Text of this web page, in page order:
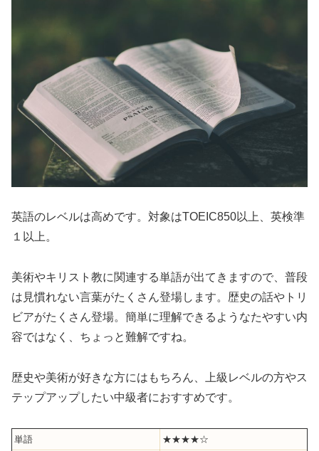
英語のレベルは高めです。対象はTOEIC850以上、英検準
１以上。
美術やキリスト教に関連する単語が出てきますので、普段
は見慣れない言葉がたくさん登場します。歴史の話やトリ
ビアがたくさん登場。簡単に理解できるようなたやすい内
容ではなく、ちょっと難解ですね。
歴史や美術が好きな方にはもちろん、上級レベルの方やス
テップアップしたい中級者におすすめです。
単語 ★★★★☆